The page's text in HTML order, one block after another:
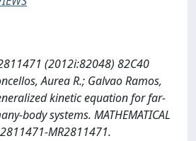
(2012i:82048) 82C40
Aurea R.; Galvao Ramos,
kinetic equation for far-
body systems. MATHEMATICAL
MR2811471.